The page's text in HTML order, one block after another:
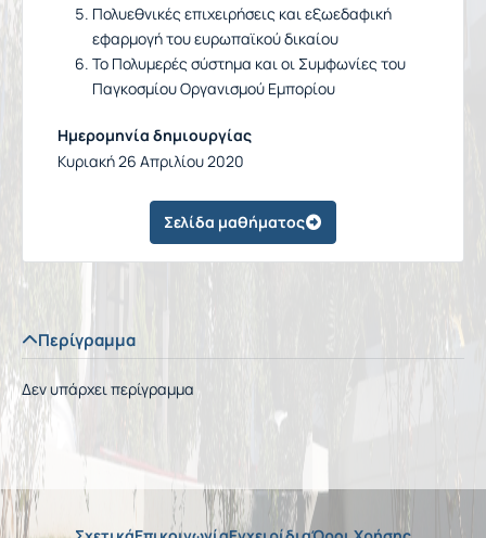
Πολυεθνικές επιχειρήσεις και εξωεδαφική
εφαρμογή του ευρωπαϊκού δικαίου
Το Πολυμερές σύστημα και οι Συμφωνίες του
Παγκοσμίου Οργανισμού Εμπορίου
Ημερομηνία δημιουργίας
Κυριακή 26 Απριλίου 2020
Σελίδα μαθήματος
Περίγραμμα
Δεν υπάρχει περίγραμμα